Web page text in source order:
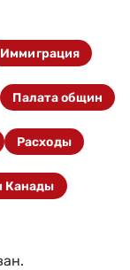
Иммиграция
Палата общин
Расходы
Канады